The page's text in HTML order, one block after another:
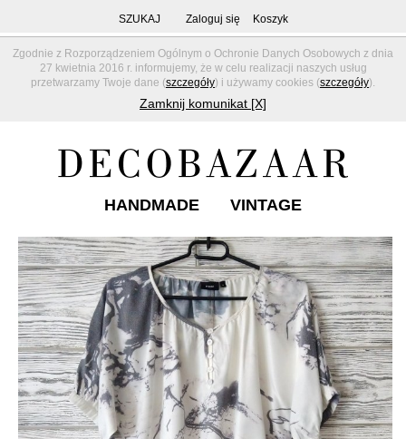
Zgodnie z Rozporządzeniem Ogólnym o Ochronie Danych Osobowych z dnia
27 kwietnia 2016 r. informujemy, że w celu realizacji naszych usług
przetwarzamy Twoje dane (szczegóły) i używamy cookies (szczegóły).
Zamknij komunikat [X]
SZUKAJ Zaloguj się Koszyk
HANDMADE VINTAGE